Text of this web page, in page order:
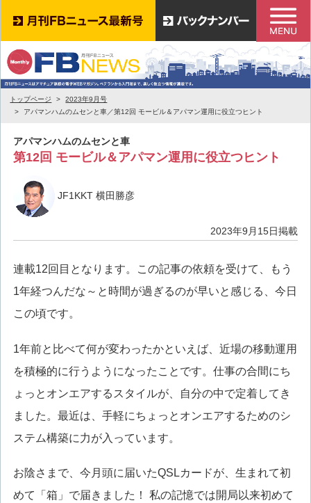
トップページ
2023年9月号
アパマンハムのムセンと車／第12回 モービル＆アパマン運用に役立つヒント
アパマンハムのムセンと車
第12回 モービル＆アパマン運用に役立つヒント
JF1KKT 横田勝彦
2023年9月15日掲載
連載12回目となります。この記事の依頼を受けて、もう
1年経つんだな～と時間が過ぎるのが早いと感じる、今日
この頃です。
1年前と比べて何が変わったかといえば、近場の移動運用
を積極的に行うようになったことです。仕事の合間にち
ょっとオンエアするスタイルが、自分の中で定着してき
ました。最近は、手軽にちょっとオンエアするためのシ
ステム構築に力が入っています。
お陰さまで、今月頭に届いたQSLカードが、生まれて初
めて「箱」で届きました！ 私の記憶では開局以来初めて